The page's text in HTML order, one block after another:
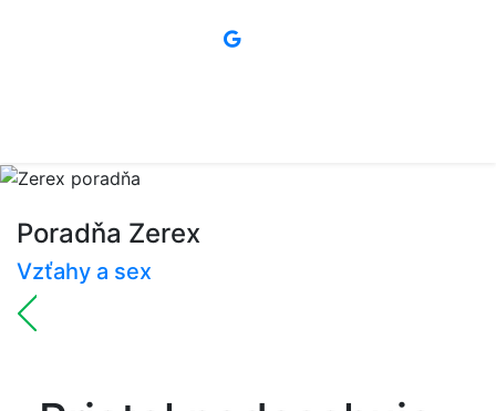
Poradňa Zerex
Vzťahy a sex